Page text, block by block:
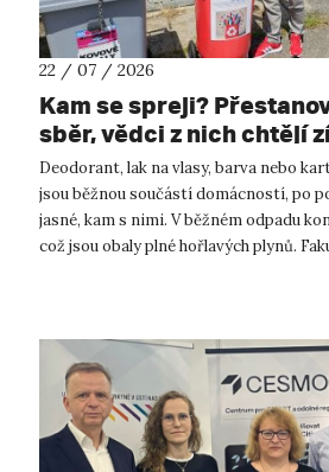
22 / 07 / 2026
Kam se spreji?
sběr, vědci z nich chtějí
kovy
Deodorant, lak na vlasy, barva nebo
jsou běžnou součástí domácností, po
jasné, kam s nimi. V běžném odpadu
což jsou obaly plné hořlavých plynů.